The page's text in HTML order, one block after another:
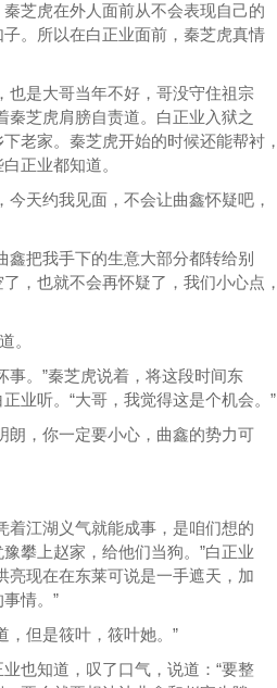
芝虎在外人面前从不会表现自己的
。所以在白正业面前，秦芝虎真情
是大哥当年不好，哥没守住祖宗
秦芝虎肩膀自责道。白正业入狱之
老家。秦芝虎开始的时候还能帮衬，
正业都知道。
天约我见面，不会让曲鑫怀疑吧，
把我手下的生意大部分都转给别
，也就不会再怀疑了，我们小心点，
。
。”秦芝虎说着，将这段时间东
业听。“大哥，我觉得这是个机会。”
，你一定要小心，曲鑫的势力可
江湖义气就能成事，是咱们想的
攀上赵家，给他们当狗。”白正业
亮现在在东莱可说是一手遮天，加
情。”
但是筱叶，筱叶她。”
知道，叹了口气，说道：“要整